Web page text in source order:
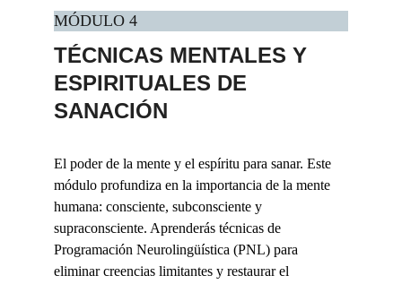
TÉCNICAS MENTALES Y
ESPIRITUALES DE
SANACIÓN
El poder de la mente y el espíritu para sanar. Este
módulo profundiza en la importancia de la mente
humana: consciente, subconsciente y
supraconsciente. Aprenderás técnicas de
Programación Neurolingüística (PNL) para
eliminar creencias limitantes y restaurar el
MÓDULO 4